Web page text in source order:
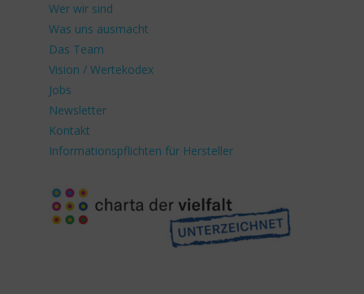
Wer wir sind
Was uns ausmacht
Das Team
Vision / Wertekodex
Jobs
Newsletter
Kontakt
Informationspflichten für Hersteller